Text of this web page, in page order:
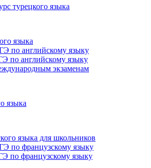
турецкого языка
языка
по английскому языку
по английскому языку
экзаменам
языка
языка для школьников
по французскому языку
по французскому языку